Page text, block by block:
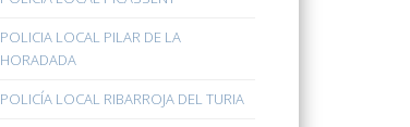
POLICIA LOCAL PILAR DE LA
HORADADA
POLICÍA LOCAL RIBARROJA DEL TURIA